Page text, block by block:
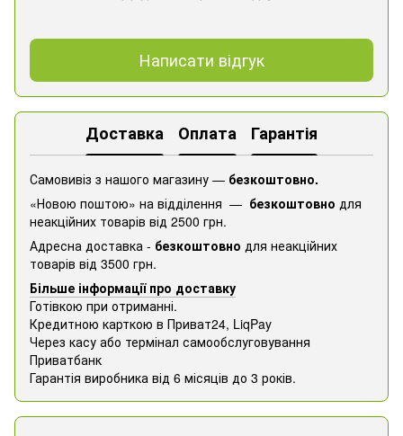
Написати відгук
Доставка Оплата Гарантія
Самовивіз з нашого магазину — безкоштовно.
«Новою поштою» на відділення — безкоштовно для
неакційних товарів від 2500 грн.
Адресна доставка - безкоштовно для неакційних
товарів від 3500 грн.
Більше інформації про доставку
Готівкою при отриманні.
Кредитною карткою в Приват24, ​​LiqPay
Через касу або термінал самообслуговування
Приватбанк
Гарантія виробника від 6 місяців до 3 років.